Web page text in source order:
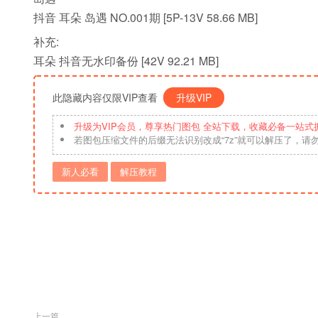
抖音 耳朵 岛遇 NO.001期 [5P-13V 58.66 MB]
补充:
耳朵 抖音无水印备份 [42V 92.21 MB]
此隐藏内容仅限VIP查看 升级VIP
升级为VIP会员，尊享热门图包 全站下载，收藏必备一站式
若图包压缩文件的后缀无法识别改成“7z”就可以解压了，请
新人必看 解压教程
上一篇